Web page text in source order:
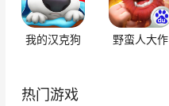
我的汉克狗
野蛮人大作
热门游戏